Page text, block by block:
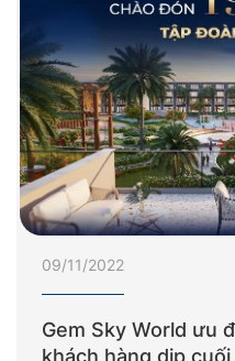
09/11/2022
Gem Sky World ưu
khách hàng dịp cuối